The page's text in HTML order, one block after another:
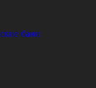
бани